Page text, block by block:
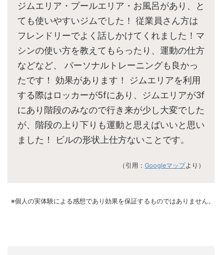
ジムエリア・プールエリア・お風呂があり、と
ても使いやすいジムでした！ 従業員さん方は
フレンドリーでよく話しかけてくれました！マ
シンの使い方を教えてもらったり、運動の仕方
などなど、 パーソナルトレーニングも良かっ
たです！ 効果があります！ ジムエリアを利用
する際はロッカーが5fにあり、ジムエリアが3f
にあり階段のみなので行き来が少し大変でした
が、階段の上り下りも運動と思えばいいと思い
ました！ ビルの形状上仕方ないことです。
（引用： Googleマップより）
※個人の実体験による感想であり効果を保証するものではありません。